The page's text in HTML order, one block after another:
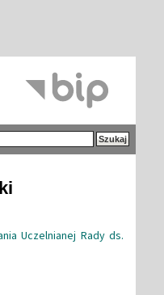
Uczelnianej Rady ds.